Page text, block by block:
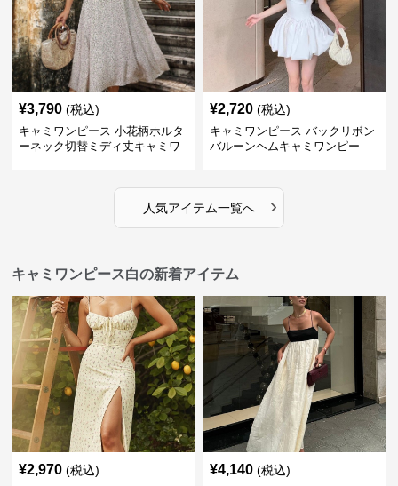
¥3,790 (税込)
キャミワンピース 小花柄ホルタ
ーネック切替ミディ丈キャミワ
¥2,720 (税込)
キャミワンピース バックリボン
バルーンヘムキャミワンピー
人気アイテム一覧へ ›
キャミワンピース白の新着アイテム
¥2,970 (税込) ¥4,140 (税込)